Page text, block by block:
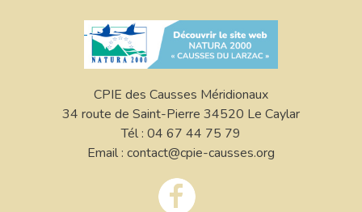
CPIE des Causses Méridionaux
34 route de Saint-Pierre 34520 Le Caylar
Tél : 04 67 44 75 79
Email : contact@cpie-causses.org